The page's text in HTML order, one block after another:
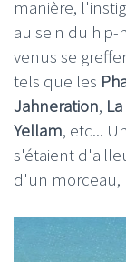
manière,
au sein du
venus se
tels que les
Jahneration,
Yellam, etc...
s'étaient
d'un morceau,